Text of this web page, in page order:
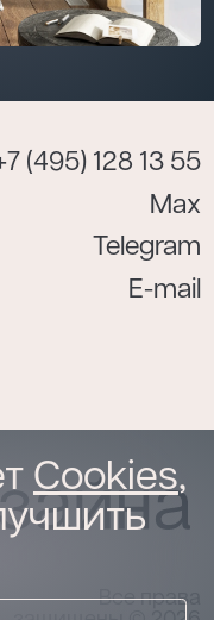
(495) 128 13 55
Max
Telegram
E-mail
Все права
Cookies,